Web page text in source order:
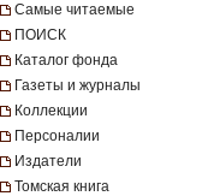
Самые читаемые
ПОИСК
Каталог фонда
Газеты и журналы
Коллекции
Персоналии
Издатели
Томская книга